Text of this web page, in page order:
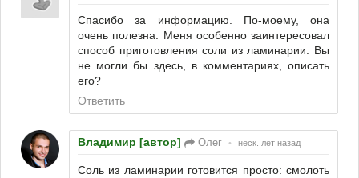
Спасибо за информацию. По-моему, она
очень полезна. Меня особенно заинтересовал
способ приготовления соли из ламинарии. Вы
не могли бы здесь, в комментариях, описать
его?
Ответить
Владимир [автор] Олег • неск. лет назад
Соль из ламинарии готовится просто: смолоть